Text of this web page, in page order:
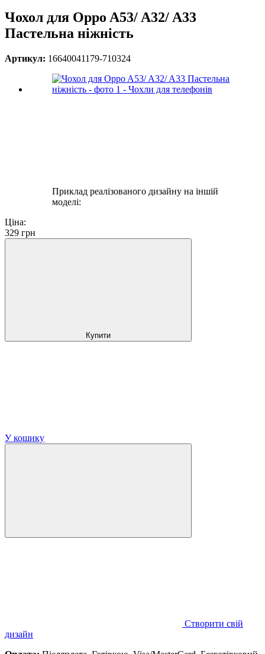
Чохол для Oppo A53/ A32/ A33
Пастельна ніжність
Артикул: 16640041179-710324
Приклад реалізованого дизайну на іншій
моделі:
Ціна:
329 грн
Купити
У кошику
Створити свій
дизайн